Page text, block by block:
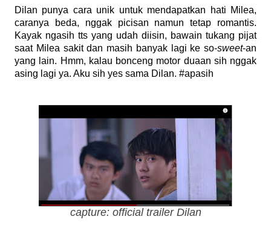
Dilan punya cara unik untuk mendapatkan hati Milea,
caranya beda, nggak picisan namun tetap romantis.
Kayak ngasih tts yang udah diisin, bawain tukang pijat
saat Milea sakit dan masih banyak lagi ke so-sweet-an
yang lain. Hmm, kalau bonceng motor duaan sih nggak
asing lagi ya. Aku sih yes sama Dilan. #apasih
capture: official trailer Dilan